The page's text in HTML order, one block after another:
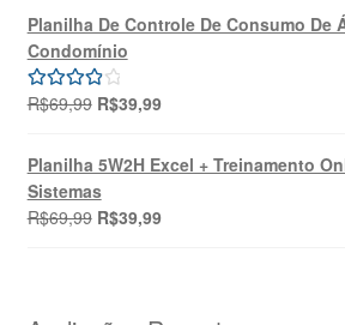
original
era:
R$49,90.
atual
é:
Planilha De Controle De Consumo De
Condomínio
Avaliação
R$69,99 O
original
era:
R$69,99.
R$39,99O
atual
é:
R$39,99.
Planilha 5W2H Excel + Treinamento
Sistemas
R$69,99 O
R$39,99O